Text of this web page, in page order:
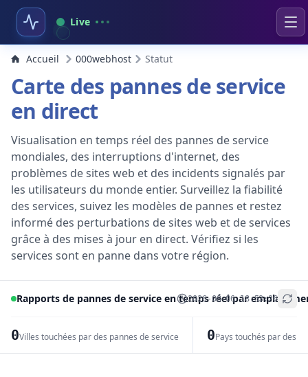
Live
Accueil 000webhost Statut
Carte des pannes de service
en direct
Visualisation en temps réel des pannes de service
mondiales, des interruptions d'internet, des
problèmes de sites web et des incidents signalés par
les utilisateurs du monde entier. Surveillez la fiabilité
des services, suivez les modèles de pannes et restez
informé des perturbations de sites web et de services
grâce à des mises à jour en direct. Vérifiez si les
services sont en panne dans votre région.
Rapports de pannes de service en temps réel par
2026-08-06 18:53:26
0Villes touchées par des pannes de service 0Pays touchés par des
+